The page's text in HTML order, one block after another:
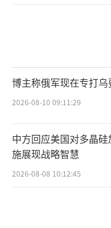
博主称俄军现在专打
2026-08-10 09:11:29
中方回应美国对多晶
施展现战略智慧
2026-08-08 10:12:45